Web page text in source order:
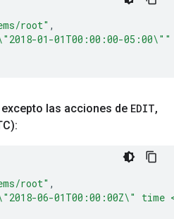
root" ,
01-01T00:00:00-05:00\""
excepto las acciones de EDIT,
root" ,
06-01T00:00:00Z\"